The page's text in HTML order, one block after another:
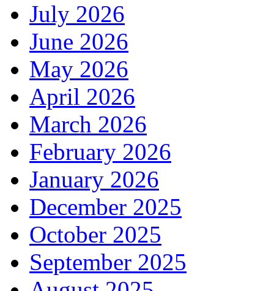
July 2026
June 2026
May 2026
April 2026
March 2026
February 2026
January 2026
December 2025
October 2025
September 2025